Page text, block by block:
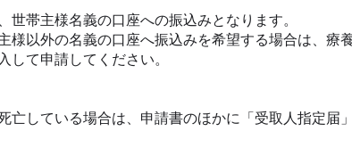
世帯主様名義の口座への振込みとなります。
の名義の口座へ振込みを希望する場合は、療養
して申請してください。
亡している場合は、申請書のほかに「受取人指定届